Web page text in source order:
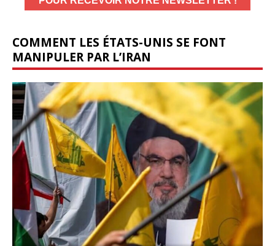
COMMENT LES ÉTATS-UNIS SE FONT
MANIPULER PAR L’IRAN